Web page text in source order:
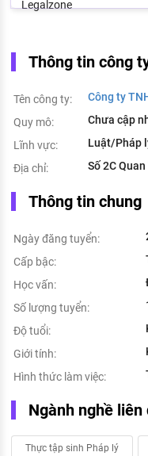
Thông tin công
Tên công ty:
Công ty
Quy mô:
Chưa cập
Lĩnh vực:
Luật/Pháp
Địa chỉ:
Số 2C
Thông tin chung
Ngày đăng tuyển:
Cấp bậc:
Học vấn:
Số lượng tuyển:
Độ tuổi:
Giới tính:
Hình thức làm việc:
Ngành nghề liên
Thực tập sinh Pháp lý